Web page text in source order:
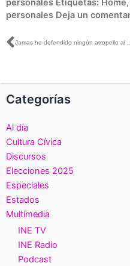
personales Deja un
Ant
Categorías
Al día
Cultura Cívica
Discursos
Elecciones 2025
Especiales
Estados
Multimedia
INE TV
INE Radio
Podcast